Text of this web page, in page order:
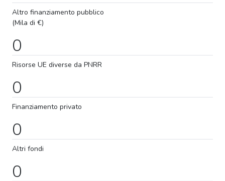
Altro finanziamento pubblico
(Mila di €)
0
Risorse UE diverse da PNRR
0
Finanziamento privato
0
Altri fondi
0